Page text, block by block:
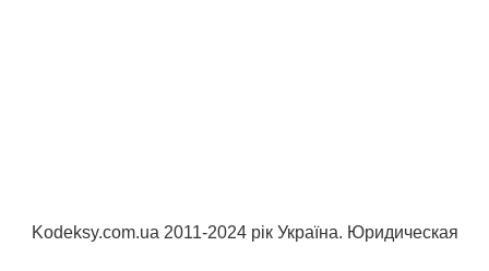
Kodeksy.com.ua 2011-2024 рік Україна. Юридическая